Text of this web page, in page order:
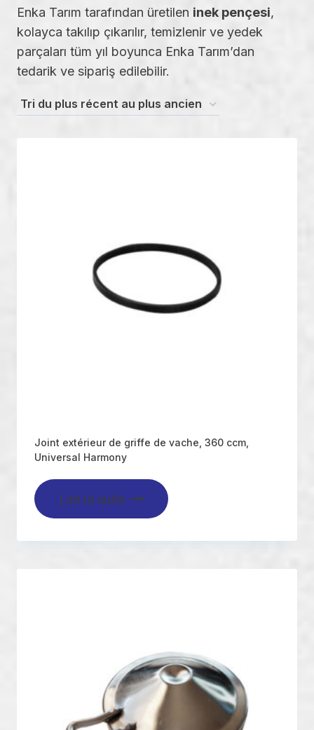
Enka Tarım tarafından üretilen inek pençesi,
kolayca takılıp çıkarılır, temizlenir ve yedek
parçaları tüm yıl boyunca Enka Tarım’dan
tedarik ve sipariş edilebilir.
Joint extérieur de griffe de vache, 360 ccm,
Universal Harmony
Lire la suite